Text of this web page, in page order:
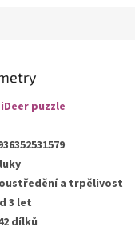
puzzle
a trpělivost
3 let
dílků